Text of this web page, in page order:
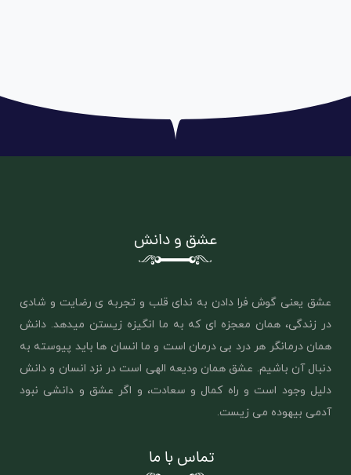
عشق و دانش
عشق یعنی گوش فرا دادن به ندای قلب و تجربه ی رضایت و شادی
در زندگی، همان معجزه ای که به ما انگیزه زیستن میدهد. دانش
همان درمانگر هر درد بی درمان است و ما انسان ها باید پیوسته به
دنبال آن باشیم. عشق همان ‌ودیعه الهی است در نزد انسان و دانش
دلیل وجود است و راه کمال و سعادت، و اگر عشق و دانشی نبود
آدمی بیهوده می زیست.
تماس با ما